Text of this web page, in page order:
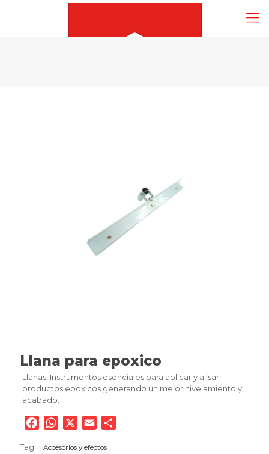
Llana para epoxico
Llanas: Instrumentos esenciales para aplicar y alisar
productos epoxicos generando un mejor nivelamiento y
acabado.
Facebook
WhatsAppEmail
Tag: Accesorios y efectos